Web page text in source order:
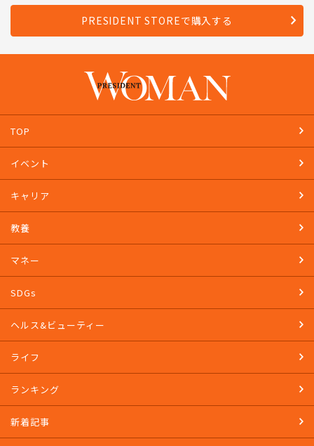
PRESIDENT STOREで購入する
TOP
イベント
キャリア
教養
マネー
SDGs
ヘルス&ビューティー
ライフ
ランキング
新着記事